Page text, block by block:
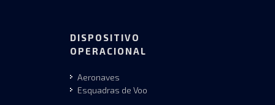
DISPOSITIVO
OPERACIONAL
Aeronaves
Esquadras de Voo